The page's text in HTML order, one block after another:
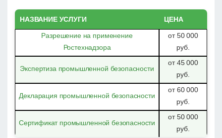
НАЗВАНИЕ УСЛУГИ ЦЕНА
Разрешение на применение
Ростехнадзора
от 50 000
руб.
Экспертиза промышленной безопасности
от 45 000
руб.
Декларация промышленной безопасности
от 60 000
руб.
Сертификат промышленной безопасности
от 50 000
руб.